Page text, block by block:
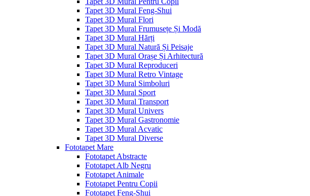
Tapet 3D Mural Feng-Shui
Tapet 3D Mural Flori
Tapet 3D Mural Frumusețe Și Modă
Tapet 3D Mural Hărți
Tapet 3D Mural Natură Și Peisaje
Tapet 3D Mural Orașe Și Arhitectură
Tapet 3D Mural Reproduceri
Tapet 3D Mural Retro Vintage
Tapet 3D Mural Simboluri
Tapet 3D Mural Sport
Tapet 3D Mural Transport
Tapet 3D Mural Univers
Tapet 3D Mural Gastronomie
Tapet 3D Mural Acvatic
Tapet 3D Mural Diverse
Fototapet Mare
Fototapet Abstracte
Fototapet Alb Negru
Fototapet Animale
Fototapet Pentru Copii
Fototapet Feng-Shui